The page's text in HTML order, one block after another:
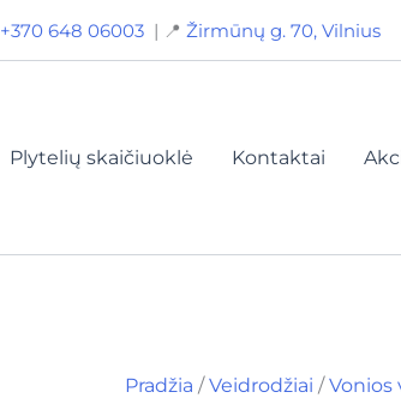
+370 648 06003 | 📍 Žirmūnų g. 70, Vilnius
Plytelių skaičiuoklė Kontaktai
Pradžia /Veidrodžiai /Vonios
170,00€
kiekis:
Netaisyklingos
apšvietimu
60110